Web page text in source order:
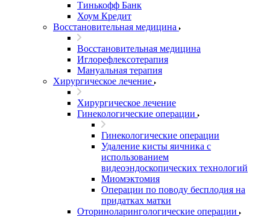
Тинькофф Банк
Хоум Кредит
Восстановительная медицина
Восстановительная медицина
Иглорефлексотерапия
Мануальная терапия
Хирургическое лечение
Хирургическое лечение
Гинекологические операции
Гинекологические операции
Удаление кисты яичника с
использованием
видеоэндоскопических технологий
Миомэктомия
Операции по поводу бесплодия на
придатках матки
Оториноларингологические операции